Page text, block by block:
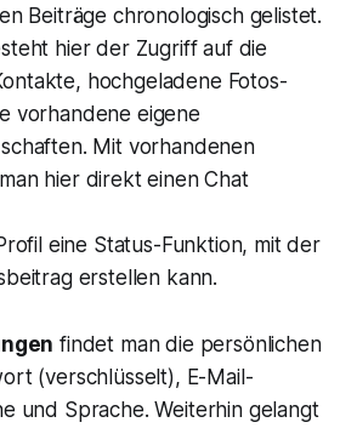
Beiträge chronologisch gelistet.
hier der Zugriff auf die
hochgeladene Fotos-
vorhandene eigene
Mit vorhandenen
hier direkt einen Chat
eine Status-Funktion, mit der
erstellen kann.
findet man die persönlichen
(verschlüsselt), E-Mail-
und Sprache. Weiterhin gelangt